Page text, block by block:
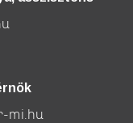
mi.hu